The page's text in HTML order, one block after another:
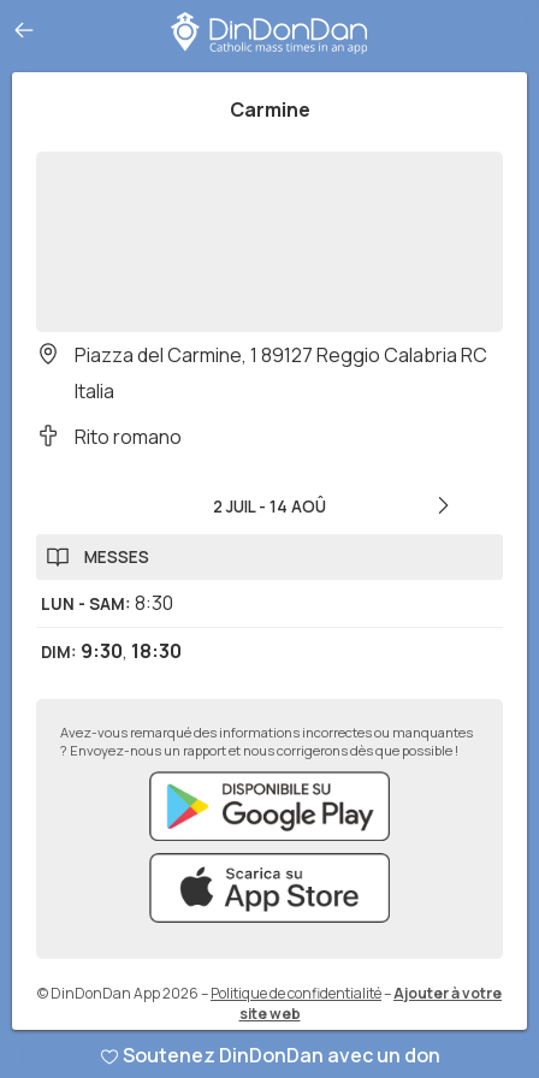
Carmine
Piazza del Carmine, 1 89127 Reggio Calabria RC
Italia
Rito romano
2 JUIL- 14 AOÛ
MESSES
LUN - SAM: 8:30
DIM: 9:30, 18:30
Avez-vous remarqué des informations incorrectes ou manquantes
? Envoyez-nous un rapport et nous corrigerons dès que possible !
© DinDonDan App 2026–Politique de confidentialité–Ajouter à votre
site web
Soutenez DinDonDan avec un don